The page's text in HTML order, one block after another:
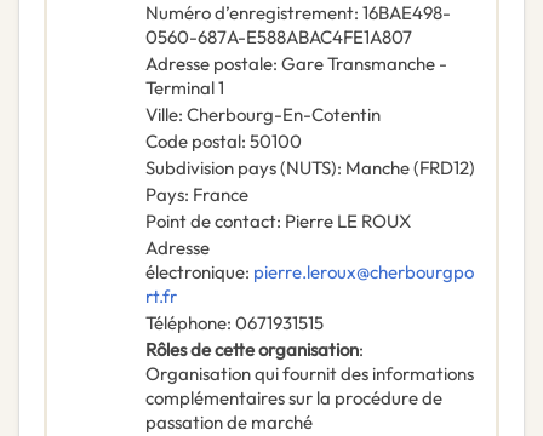
Numéro d’enregistrement: 16BAE498-
0560-687A-E588ABAC4FE1A807
Adresse postale: Gare Transmanche -
Terminal 1
Ville: Cherbourg-En-Cotentin
Code postal: 50100
Subdivision pays (NUTS): Manche(FRD12)
Pays: France
Point de contact: Pierre LE ROUX
Adresse
électronique: pierre.leroux@cherbourgpo
rt.fr
Téléphone: 0671931515
Rôles de cette organisation:
Organisation qui fournit des informations
complémentaires sur la procédure de
passation de marché